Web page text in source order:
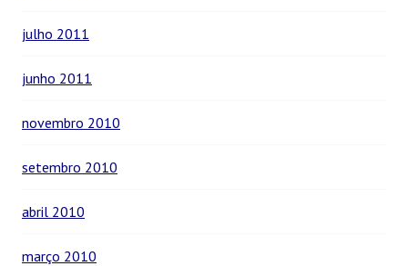
julho 2011
junho 2011
novembro 2010
setembro 2010
abril 2010
março 2010